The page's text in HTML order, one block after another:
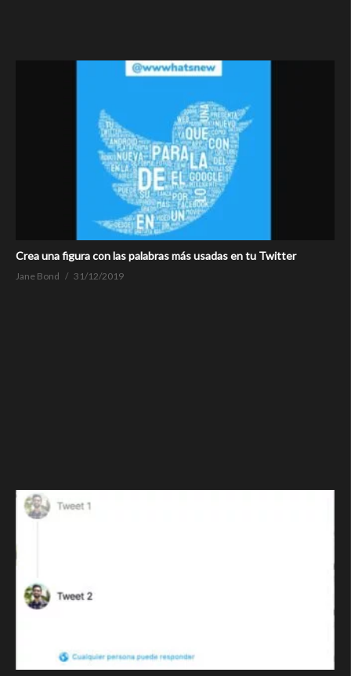
Crea una figura con las palabras más usadas en tu Twitter
Jane Bond 31/12/2019